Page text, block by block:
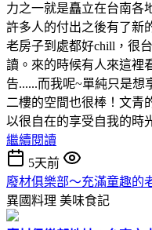
力之一就是矗立在台南各
許多人的付出之後有了新
老房子到處都好chill，很
讀。來的時候有人來這裡
告......而我呢~單純只是想
二樓的空間也很棒！文青
以很自在的享受自我的時
繼續閱讀
5天前
廢材俱樂部～充滿童趣的
異國料理 美味食記